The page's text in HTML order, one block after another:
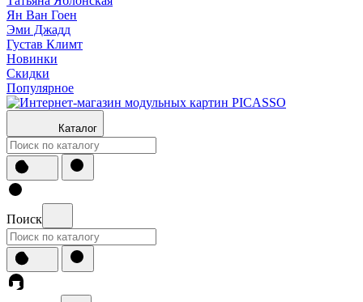
Ян Ван Гоен
Эми Джадд
Густав Климт
Новинки
Скидки
Популярное
Каталог
Поиск